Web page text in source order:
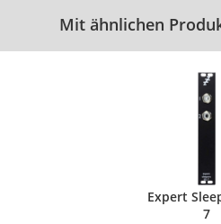
Mit ähnlichen
Expert
7